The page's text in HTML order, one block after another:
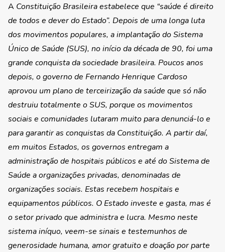
A Constituição Brasileira estabelece que “saúde é direito
de todos e dever do Estado”. Depois de uma longa luta
dos movimentos populares, a implantação do Sistema
Único de Saúde (SUS), no início da década de 90, foi uma
grande conquista da sociedade brasileira. Poucos anos
depois, o governo de Fernando Henrique Cardoso
aprovou um plano de terceirização da saúde que só não
destruiu totalmente o SUS, porque os movimentos
sociais e comunidades lutaram muito para denunciá-lo e
para garantir as conquistas da Constituição. A partir daí,
em muitos Estados, os governos entregam a
administração de hospitais públicos e até do Sistema de
Saúde a organizações privadas, denominadas de
organizações sociais. Estas recebem hospitais e
equipamentos públicos. O Estado investe e gasta, mas é
o setor privado que administra e lucra. Mesmo neste
sistema iníquo, veem-se sinais e testemunhos de
generosidade humana, amor gratuito e doação por parte